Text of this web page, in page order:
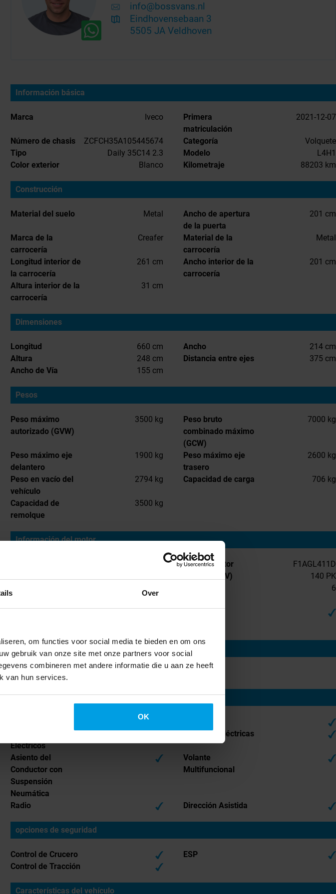
Over
om functies voor social media te bieden en om ons
gebruik van onze site met onze partners voor social
combineren met andere informatie die u aan ze heeft
van hun services.
OK
info@bossvans.nl
Eindhovensebaan 3
5505 JA Veldhoven
Información básica
Marca Iveco
Primera
matriculación
2021-12-07
Número de chasis ZCFCH35A105445674 Categoría
Volquete
Tipo
Daily 35C14 2.3 Modelo
L4H1
Color exterior
Blanco Kilometraje 88203 km
Construcción
Material del suelo Metal
Ancho de apertura
de la puerta
201 cm
Marca de la
carrocería
Creafer
Material de la
carrocería
Metal
Longitud interior de
la carrocería
261 cm
Ancho interior de la
carrocería
201 cm
Altura interior de la
carrocería
31 cm
Dimensiones
Longitud 660 cm Ancho
214 cm
Altura
248 cm Distancia entre ejes
375 cm
Ancho de Vía
155 cm
Pesos
Peso máximo
autorizado (GVW)
3500 kg
Peso bruto
combinado máximo
(GCW)
7000 kg
Peso máximo eje
delantero
1900 kg
Peso máximo eje
trasero
2600 kg
Peso en vacío del
vehículo
2794 kg Capacidad de carga 706 kg
Capacidad de
remolque
3500 kg
Información del motor
Tipo de motor
F1AGL411D
Potencia (CV)
140 PK
Euro 6 6
Capacidad del
2287 CC AdBlue
Cabina
Asientos
Interior de la cabina
Espejos Ajustables
Eléctricos
Ventanas Eléctricas
Asiento del
Conductor con
Suspensión
Neumática
Volante
Multifuncional
Radio Dirección Asistida
opciones de seguridad
Control de Crucero
ESP
Control de Tracción
Características del vehículo